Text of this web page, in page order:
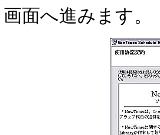
画面へ進みます。